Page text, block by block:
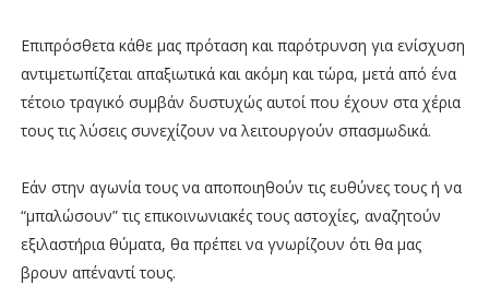
Επιπρόσθετα κάθε μας πρόταση και παρότρυνση για ενίσχυση
αντιμετωπίζεται απαξιωτικά και ακόμη και τώρα, μετά από ένα
τέτοιο τραγικό συμβάν δυστυχώς αυτοί που έχουν στα χέρια
τους τις λύσεις συνεχίζουν να λειτουργούν σπασμωδικά.
Εάν στην αγωνία τους να αποποιηθούν τις ευθύνες τους ή να
“μπαλώσουν” τις επικοινωνιακές τους αστοχίες, αναζητούν
εξιλαστήρια θύματα, θα πρέπει να γνωρίζουν ότι θα μας
βρουν απέναντί τους.